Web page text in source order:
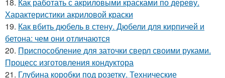
Характеристики акриловой краски
19. Как вбить дюбель в стену. Дюбели для кирпичей и
бетона: чем они отличаются
20. Приспособление для заточки сверл своими руками.
Процесс изготовления кондуктора
21. Глубина коробки под розетку. Технические